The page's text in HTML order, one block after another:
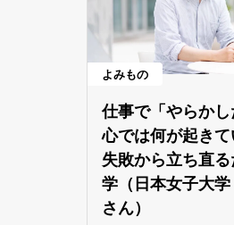
よみもの
仕事で「やらかし
心では何が起きて
失敗から立ち直
学（日本女子大
さん）